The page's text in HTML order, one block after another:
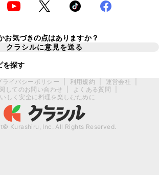
お気づきの点はありますか？
クラシルに意見を送る
を探す
ライバシーポリシー 利用規約 運営会社
してのお問い合わせ
よくある質問
しく安全に料理を楽しむために
Kurashiru, Inc. All Rights Reserved.